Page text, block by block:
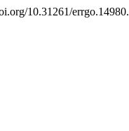
10.31261/errgo.14980.